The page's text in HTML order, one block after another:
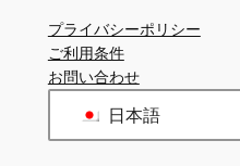
プライバシーポリシー
ご利用条件
お問い合わせ
日本語